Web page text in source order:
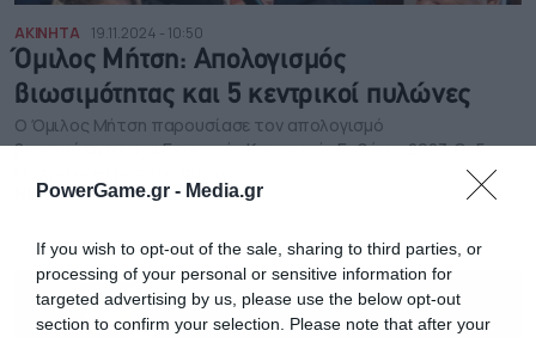
PowerGame.gr - Media.gr
If you wish to opt-out of the sale, sharing to third parties, or
processing of your personal or sensitive information for
targeted advertising by us, please use the below opt-out
section to confirm your selection. Please note that after your
ΑΚΙΝΗΤΑ 19.11.2024 - 10:50
Όμιλος Mήτση: Απολογισμός
βιωσιμότητας και 5 κεντρικοί πυλώνες
Ο Όμιλος Mήτση παρουσίασε τον απολογισμό
βιωσιμότητας και Εταιρικής Κοινωνικής Ευθύνης 2023. Oι 5
NEWSROOM